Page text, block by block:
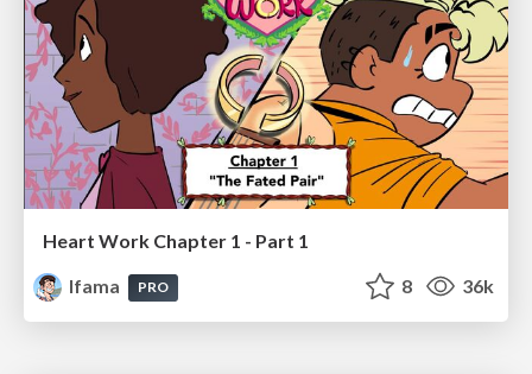
Heart Work Chapter 1 - Part 1
lfama
PRO 8 36k